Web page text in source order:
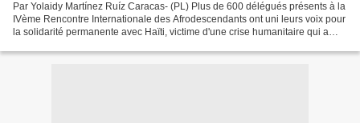
Par Yolaidy Martínez Ruíz Caracas- (PL) Plus de 600 délégués présents à la
IVème Rencontre Internationale des Afrodescendants ont uni leurs voix pour
la solidarité permanente avec Haïti, victime d'une crise humanitaire qui a